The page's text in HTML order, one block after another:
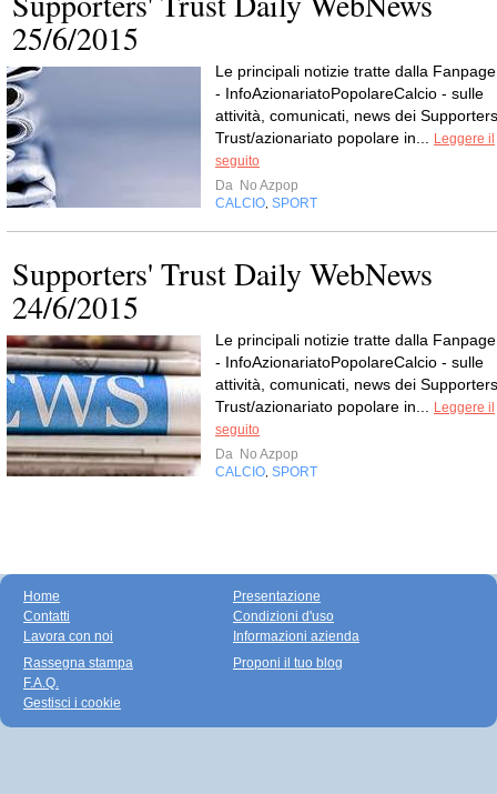
25/6/2015
Le principali notizie tratte dalla Fanpage
- InfoAzionariatoPopolareCalcio - sulle
attività, comunicati, news dei
Trust/azionariato popolare in...
Leggere il
seguito
Da No Azpop
CALCIO SPORT
Supporters' Trust Daily WebNews
24/6/2015
Le principali notizie tratte dalla Fanpage
- InfoAzionariatoPopolareCalcio - sulle
attività, comunicati, news dei
Trust/azionariato popolare in...
Leggere il
seguito
Da No Azpop
CALCIO SPORT
Home
Contatti
Lavora con noi
Presentazione
Condizioni d'uso
Informazioni azienda
Rassegna stampa
F.A.Q.
Gestisci i cookie
Proponi il tuo blog